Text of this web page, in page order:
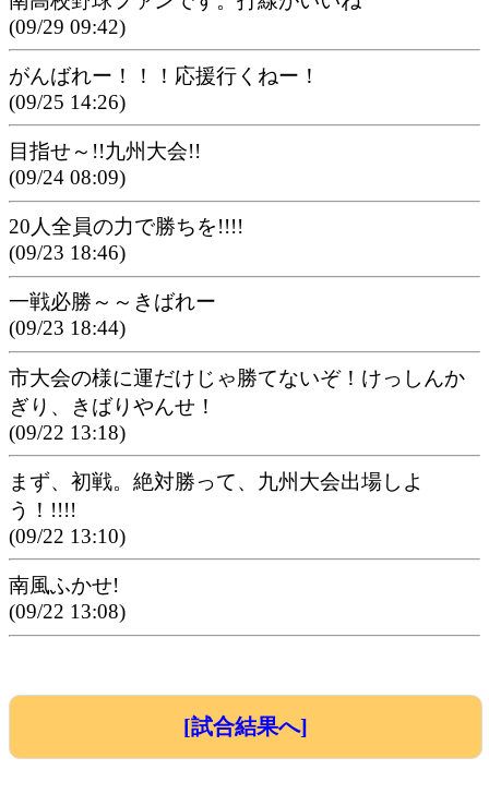
(09/29 09:42)
がんばれー！！！応援行くねー！
(09/25 14:26)
目指せ～!!九州大会!!
(09/24 08:09)
20人全員の力で勝ちを!!!!
(09/23 18:46)
一戦必勝～～きばれー
(09/23 18:44)
市大会の様に運だけじゃ勝てないぞ！けっしんか
ぎり、きばりやんせ！
(09/22 13:18)
まず、初戦。絶対勝って、九州大会出場しよ
う！!!!!
(09/22 13:10)
南風ふかせ!
(09/22 13:08)
[試合結果へ]